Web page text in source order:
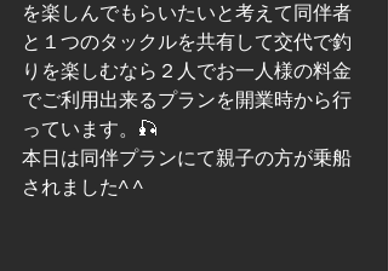
を楽しんでもらいたいと考えて同伴者
と１つのタックルを共有して交代で釣
りを楽しむなら２人でお一人様の料金
でご利用出来るプランを開業時から行
っています。🎣
本日は同伴プランにて親子の方が乗船
されました^ ^